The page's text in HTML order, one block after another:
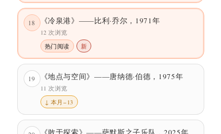
18 《冷泉港》——比利·乔尔，1971年
12 次浏览
热门阅读
新
19 《地点与空间》——唐纳德·伯德，1975年
11 次浏览
↓ 本月−13
《敢于探索》——萨默斯之子乐队，2025年